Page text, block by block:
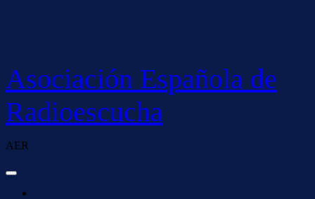
Asociación Española de
Radioescucha
AER